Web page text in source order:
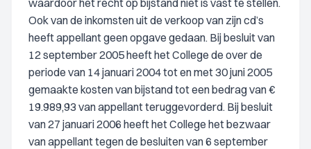
waardoor het recht op bijstand niet is vast te stellen.
Ook van de inkomsten uit de verkoop van zijn cd’s
heeft appellant geen opgave gedaan. Bij besluit van
12 september 2005 heeft het College de over de
periode van 14 januari 2004 tot en met 30 juni 2005
gemaakte kosten van bijstand tot een bedrag van €
19.989,93 van appellant teruggevorderd. Bij besluit
van 27 januari 2006 heeft het College het bezwaar
van appellant tegen de besluiten van 6 september